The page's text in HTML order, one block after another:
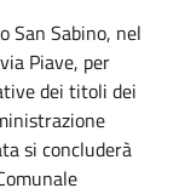
San Sabino, nel
Piave, per
dei titoli dei
si concluderà